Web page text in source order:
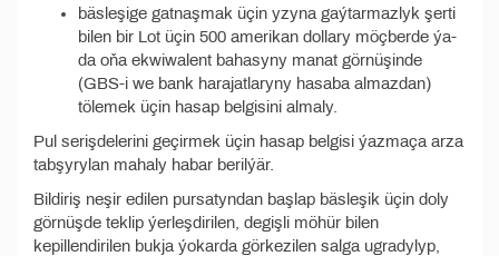
bäsleşige gatnaşmak üçin yzyna gaýtarmazlyk şerti
bilen bir Lot üçin 500 amerikan dollary möçberde ýa-
da oňa ekwiwalent bahasyny manat görnüşinde
(GBS-i we bank harajatlaryny hasaba almazdan)
tölemek üçin hasap belgisini almaly.
Pul serişdelerini geçirmek üçin hasap belgisi ýazmaça arza
tabşyrylan mahaly habar berilýär.
Bildiriş neşir edilen pursatyndan başlap bäsleşik üçin doly
görnüşde teklip ýerleşdirilen, degişli möhür bilen
kepillendirilen bukja ýokarda görkezilen salga ugradylyp,